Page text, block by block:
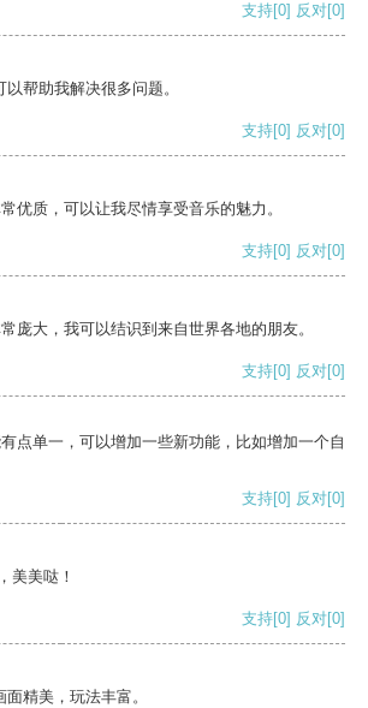
支持[0] 反对[0]
帮助我解决很多问题。
支持[0] 反对[0]
优质，可以让我尽情享受音乐的魅力。
支持[0] 反对[0]
庞大，我可以结识到来自世界各地的朋友。
支持[0] 反对[0]
点单一，可以增加一些新功能，比如增加一个自
支持[0] 反对[0]
美美哒！
支持[0] 反对[0]
精美，玩法丰富。